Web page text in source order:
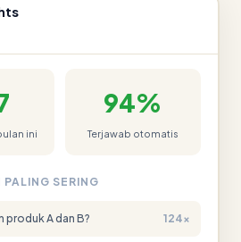
ini
94%
Terjawab otomatis
PALING SERING
produk A dan B? 124×